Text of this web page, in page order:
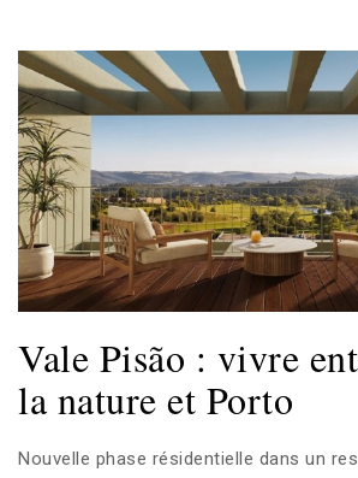
Vale Pisão : vivre
la nature et Porto
Nouvelle phase résidentielle dans un